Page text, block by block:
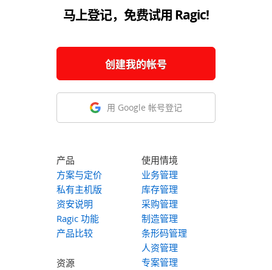
马上登记，免费试用 Ragic!
创建我的帐号
用 Google 帐号登记
产品
方案与定价
私有主机版
资安说明
Ragic 功能
产品比较
资源
使用情境
业务管理
库存管理
采购管理
制造管理
条形码管理
人资管理
专案管理